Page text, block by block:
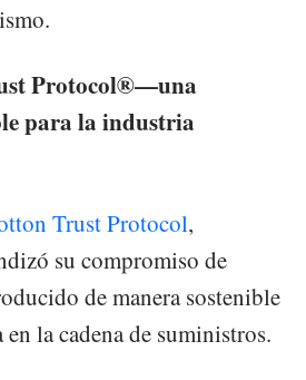
Protocol®—una
para la industria
Trust Protocol,
su compromiso de
de manera sostenible
la cadena de suministros.